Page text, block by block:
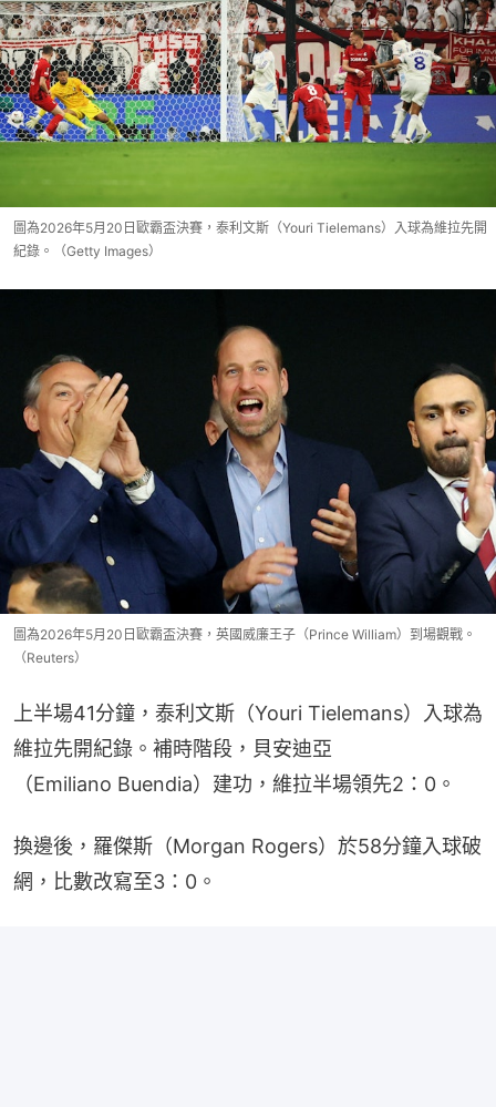
圖為2026年5月20日歐霸盃決賽，泰利文斯（Youri Tielemans）入球為維拉先開
紀錄。（Getty Images）
圖為2026年5月20日歐霸盃決賽，英國威廉王子（Prince William）到場觀戰。
（Reuters）
上半場41分鐘，泰利文斯（Youri Tielemans）入球為
維拉先開紀錄。補時階段，貝安迪亞
（Emiliano Buendia）建功，維拉半場領先2：0。
換邊後，羅傑斯（Morgan Rogers）於58分鐘入球破
網，比數改寫至3：0。